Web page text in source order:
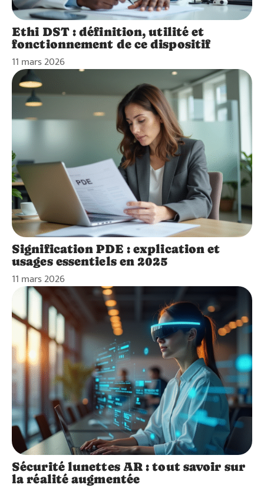
Ethi DST : définition, utilité et
fonctionnement de ce dispositif
11 mars 2026
Signification PDE : explication et
usages essentiels en 2025
11 mars 2026
Sécurité lunettes AR : tout savoir sur
la réalité augmentée